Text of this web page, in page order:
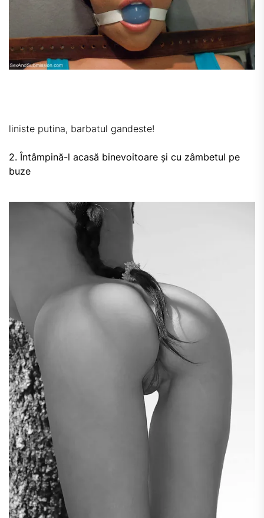
liniste putina, barbatul gandeste!
2. Întâmpină-l acasă binevoitoare și cu zâmbetul pe
buze